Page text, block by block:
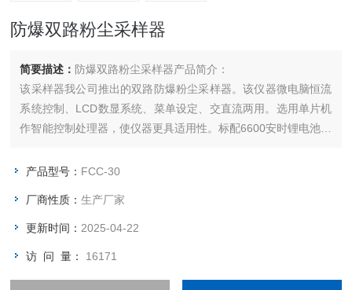
防爆双路粉尘采样器
简要描述： 防爆双路粉尘采样器产品简介：
该采样器我公司推出的双路防爆粉尘采样器。该仪器微电脑恒流
系统控制、LCD数显系统、菜单设定、交直流两用。选用单片机
作智能控制处理器，使仪器更具适用性。标配6600安时锂电池，
企业，大专院校检测呼吸性粉尘和总尘的较为实用的双路防爆粉
产品型号： FCC-30
厂商性质：生产厂家
更新时间： 2025-04-22
访 问 量： 16171